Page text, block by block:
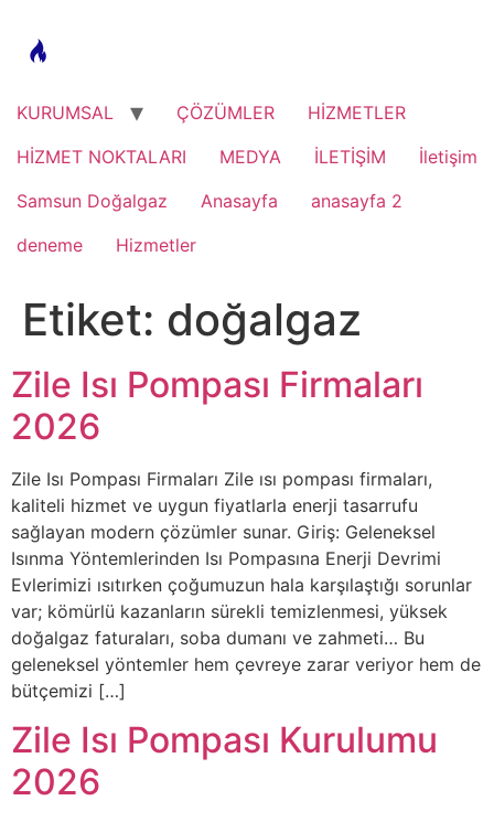
content
KURUMSAL ÇÖZÜMLER
HİZMETLER
HİZMET NOKTALARI
MEDYA İLETİŞİM
İletişim
Samsun Doğalgaz
Anasayfa
anasayfa 2
deneme
Hizmetler
Etiket: doğalgaz
Zile Isı Pompası Firmaları
2026
Zile Isı Pompası Firmaları Zile ısı pompası firmaları,
kaliteli hizmet ve uygun fiyatlarla enerji tasarrufu
sağlayan modern çözümler sunar. Giriş: Geleneksel
Isınma Yöntemlerinden Isı Pompasına Enerji Devrimi
Evlerimizi ısıtırken çoğumuzun hala karşılaştığı sorunlar
var; kömürlü kazanların sürekli temizlenmesi, yüksek
doğalgaz faturaları, soba dumanı ve zahmeti… Bu
geleneksel yöntemler hem çevreye zarar veriyor hem de
bütçemizi […]
Zile Isı Pompası Kurulumu
2026